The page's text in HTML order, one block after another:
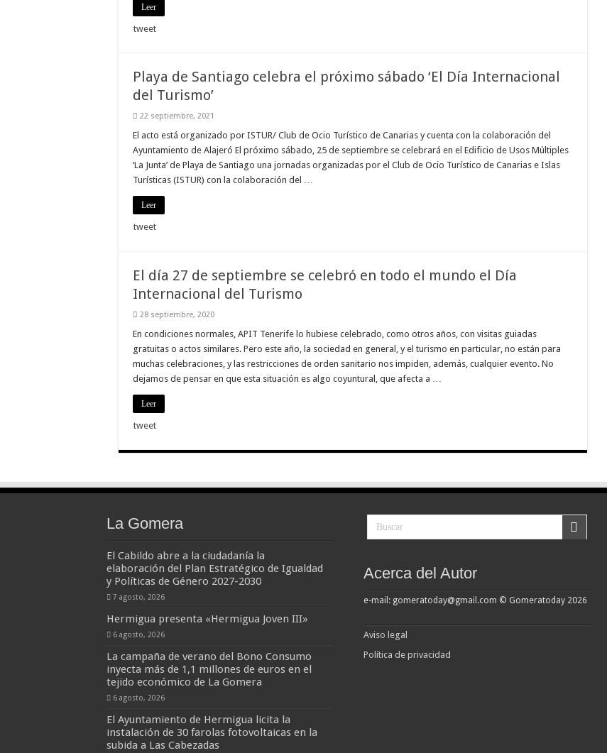
Leer
tweet
Playa de Santiago celebra el próximo sábado ‘El Día Internacional
del Turismo’
22 septiembre, 2021
El acto está organizado por ISTUR/ Club de Ocio Turístico de Canarias y cuenta con la colaboración del
Ayuntamiento de Alajeró El próximo sábado, 25 de septiembre se celebrará en el Edificio de Usos Múltiples
‘La Junta’ de Playa de Santiago una jornadas organizadas por el Club de Ocio Turístico de Canarias e Islas
Turísticas (ISTUR) con la colaboración del …
Leer
tweet
El día 27 de septiembre se celebró en todo el mundo el Día
Internacional del Turismo
28 septiembre, 2020
En condiciones normales, APIT Tenerife lo hubiese celebrado, como otros años, con visitas guiadas
gratuitas o actos similares. Pero este año, la sociedad en general, y el turismo en particular, no están para
muchas celebraciones, y las restricciones de orden sanitario nos impiden, además, cualquier evento. No
dejamos de pensar en que esta situación es algo coyuntural, que afecta a …
Leer
tweet
La Gomera
El Cabildo abre a la ciudadanía la
elaboración del Plan Estratégico de Igualdad
y Políticas de Género 2027-2030
7 agosto, 2026
Hermigua presenta «Hermigua Joven III»
6 agosto, 2026
La campaña de verano del Bono Consumo
inyecta más de 1,1 millones de euros en el
tejido económico de La Gomera
6 agosto, 2026
El Ayuntamiento de Hermigua licita la
instalación de 30 farolas fotovoltaicas en la
subida a Las Cabezadas
Acerca del Autor
e-mail: gomeratoday@gmail.com © Gomeratoday 2026
Aviso legal
Política de privacidad